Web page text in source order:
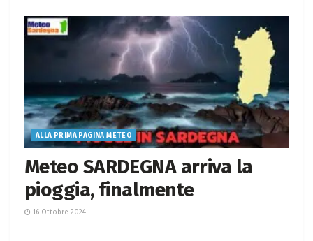
ALLA PRIMA PAGINA METEO
Meteo SARDEGNA arriva la
pioggia, finalmente
16 Ottobre 2024